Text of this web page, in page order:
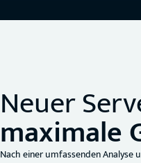
Neuer
maximale
Nach einer umfassenden